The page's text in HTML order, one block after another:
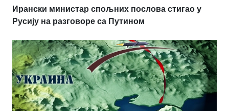
Ирански министар спољних послова стигао у
Русију на разговоре са Путином